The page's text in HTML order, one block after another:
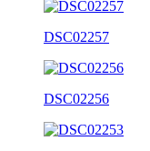
DSC02257
DSC02256